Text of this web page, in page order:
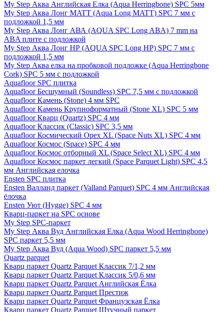
My Step Аква Английская Елка (Aqua Herringbone) SPC 5мм
My Step Аква Лонг MATT (Aqua Long MATT) SPC 7 мм с
подложкой 1,5 мм
My Step Аква Лонг АВА (AQUA SPC Long ABA) 7 mm на
ABA плите с подложкой
My Step Аква Лонг НР (AQUA SPC Long HP) SPC 7 мм с
подложкой 1,5 мм
My Step Аква елка на пробковой подложке (Aqua Herringbone
Cork) SPC 5 мм с подложкой
Aquafloor SPC плитка
Aquafloor Бесшумный (Soundless) SPC 7,5 мм с подложкой
Aquafloor Камень (Stone) 4 мм SPC
Aquafloor Камень Крупноформатный (Stone XL) SPC 5 мм
Aquafloor Кварц (Quartz) SPC 4 мм
Aquafloor Классик (Classic) SPC 3,5 мм
Aquafloor Космический Орех XL (Space Nuts XL) SPC 4 мм
Aquafloor Космос (Space) SPC 4 мм
Aquafloor Космос отборный XL (Space Select XL) SPC 4 мм
Aquafloor Космос паркет легкий (Space Parquet Light) SPC 4,5
мм Английская елочка
Ensten SPC плитка
Ensten Валланд паркет (Valland Parquet) SPC 4 мм Английская
ёлочка
Ensten Уют (Hygge) SPC 4 мм
Кварц-паркет на SPC основе
My Step SPC-паркет
My Step Аква Вуд Английская Елка (Aqua Wood Herringbone)
SPC паркет 5,5 мм
My Step Аква Вуд (Aqua Wood) SPC паркет 5,5 мм
Quartz parquet
Кварц паркет Quartz Parquet Классик 7/1,2 мм
Кварц паркет Quartz Parquet Классик 5/0,6 мм
Кварц паркет Quartz Parquet Английская Ёлка
Кварц паркет Quartz Parquet Престиж
Кварц паркет Quartz Parquet Французская Ёлка
Кварц паркет Quartz Parquet Штучный паркет